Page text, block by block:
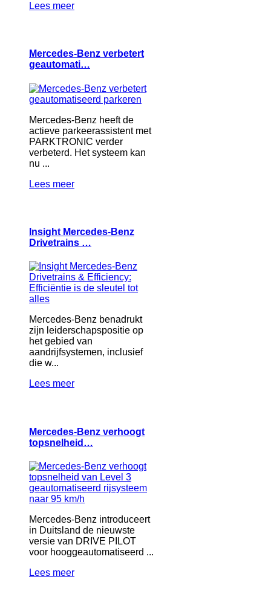
Lees meer
Mercedes-Benz verbetert
geautomati…
Mercedes-Benz heeft de
actieve parkeerassistent met
PARKTRONIC verder
verbeterd. Het systeem kan
nu ...
Lees meer
Insight Mercedes-Benz
Drivetrains …
Mercedes-Benz benadrukt
zijn leiderschapspositie op
het gebied van
aandrijfsystemen, inclusief
die w...
Lees meer
Mercedes-Benz verhoogt
topsnelheid…
Mercedes-Benz introduceert
in Duitsland de nieuwste
versie van DRIVE PILOT
voor hooggeautomatiseerd ...
Lees meer